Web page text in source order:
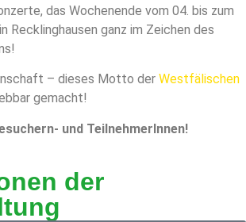
das Wochenende vom 04. bis zum
Recklinghausen ganz im Zeichen des
– dieses Motto der Westfälischen
gemacht!
und TeilnehmerInnen!
der